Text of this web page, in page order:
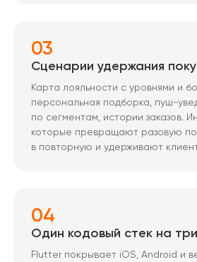
03
Сценарии удержания
Карта лояльности с уровнями и
персональная подборка, пуш-
по сегментам, истории заказов.
которые превращают разовую
в повторную и удерживают
04
Один кодовый стек на
Flutter покрывает iOS, Android и